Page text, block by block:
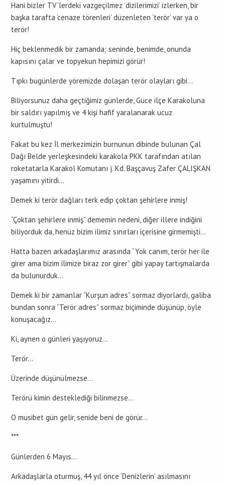
Hani bizler TV’lerdeki vazgeçilmez ‘dizilerimizi’ izlerken, bir
başka tarafta ‘cenaze törenleri’ düzenleten ‘terör’ var ya o
terör!
Hiç beklenmedik bir zamanda; seninde, benimde, onunda
kapısını çalar ve topyekun hepimizi görür!
Tıpkı bugünlerde yöremizde dolaşan terör olayları gibi…
Biliyorsunuz daha geçtiğimiz günlerde, Güce ilçe Karakoluna
bir saldırı yapılmış ve 4 kişi hafif yaralanarak ucuz
kurtulmuştu!
Fakat bu kez İl merkezimizin burnunun dibinde bulunan Çal
Dağı Belde yerleşkesindeki karakola PKK tarafından atılan
roketatarla Karakol Komutanı j. Kd. Başçavuş Zafer ÇALIŞKAN
yaşamını yitirdi…
Demek ki terör dağları terk edip çoktan şehirlere inmiş!
“Çoktan şehirlere inmiş” dememin nedeni, diğer illere indiğini
biliyorduk da, henüz bizim ilimiz sınırları içerisine girmemişti…
Hatta bazen arkadaşlarımız arasında “Yok canım, terör her ile
girer ama bizim ilimize biraz zor girer” gibi yapay tartışmalarda
da bulunurduk…
Demek ki bir zamanlar “Kurşun adres” sormaz diyorlardı, galiba
bundan sonra “Terör adres” sormaz biçiminde düşünüp, öyle
konuşacağız…
Ki, aynen o günleri yaşıyoruz…
Terör…
Üzerinde düşünülmezse…
Terörü kimin desteklediği bilinmezse…
O musibet gün gelir, senide beni de görür…
***
Günlerden 6 Mayıs…
Arkadaşlarla oturmuş, 44 yıl önce ‘Denizlerin’ asılmasını